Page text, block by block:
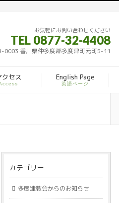
お気軽にお問い合わせください
TEL 0877-32-4408
0003 香川県仲多度郡多度津町元町5-11
クセス English Page
英語ページ
カテゴリー
多度津教会からのお知らせ